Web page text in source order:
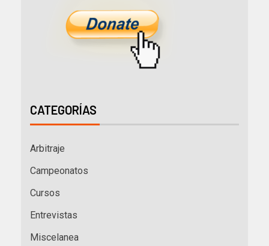
CATEGORÍAS
Arbitraje
Campeonatos
Cursos
Entrevistas
Miscelanea